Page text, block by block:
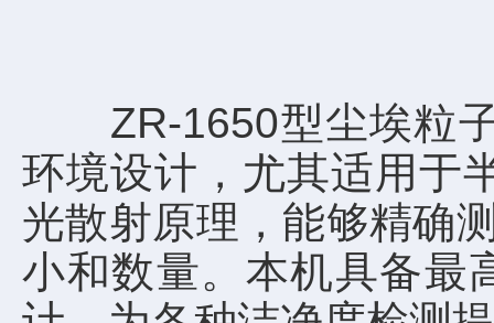
ZR-1650型尘埃粒子
环境设计，尤其适用于
光散射原理，能够精确
小和数量。本机具备最